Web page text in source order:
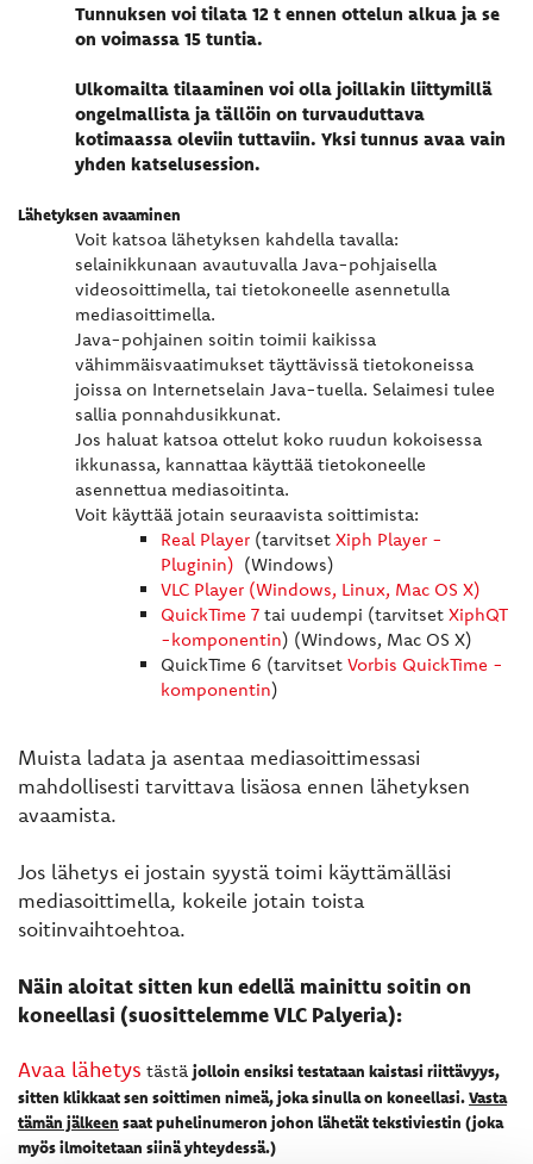
Tunnuksen voi tilata 12 t ennen ottelun alkua ja se
on voimassa 15 tuntia.
Ulkomailta tilaaminen voi olla joillakin liittymillä
ongelmallista ja tällöin on turvauduttava
kotimaassa oleviin tuttaviin. Yksi tunnus avaa vain
yhden katselusession.
Lähetyksen avaaminen
Voit katsoa lähetyksen kahdella tavalla:
selainikkunaan avautuvalla Java-pohjaisella
videosoittimella, tai tietokoneelle asennetulla
mediasoittimella.
Java-pohjainen soitin toimii kaikissa
vähimmäisvaatimukset täyttävissä tietokoneissa
joissa on Internetselain Java-tuella. Selaimesi tulee
sallia ponnahdusikkunat.
Jos haluat katsoa ottelut koko ruudun kokoisessa
ikkunassa, kannattaa käyttää tietokoneelle
asennettua mediasoitinta.
Voit käyttää jotain seuraavista soittimista:
Real Player (tarvitset Xiph Player -
Pluginin) (Windows)
VLC Player (Windows, Linux, Mac OS X)
QuickTime 7 tai uudempi (tarvitset XiphQT
-komponentin) (Windows, Mac OS X)
QuickTime 6 (tarvitset Vorbis QuickTime -
komponentin)
Muista ladata ja asentaa mediasoittimessasi
mahdollisesti tarvittava lisäosa ennen lähetyksen
avaamista.
Jos lähetys ei jostain syystä toimi käyttämälläsi
mediasoittimella, kokeile jotain toista
soitinvaihtoehtoa.
Näin aloitat sitten kun edellä mainittu soitin on
koneellasi (suosittelemme VLC Palyeria):
Avaa lähetys tästä jolloin ensiksi testataan kaistasi riittävyys,
sitten klikkaat sen soittimen nimeä, joka sinulla on koneellasi.Vasta
tämän jälkeen saat puhelinumeron johon lähetät tekstiviestin (joka
myös ilmoitetaan siinä yhteydessä.)